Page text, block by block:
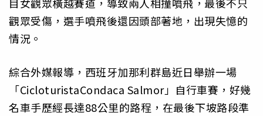
目女觀眾橫越賽道，導致兩人相撞噴飛，最後不只
觀眾受傷，選手噴飛後還因頭部著地，出現失憶的
情況。
綜合外媒報導，西班牙加那利群島近日舉辦一場
「CicloturistaCondaca Salmor」自行車賽，好幾
名車手歷經長達88公里的路程，在最後下坡路段準